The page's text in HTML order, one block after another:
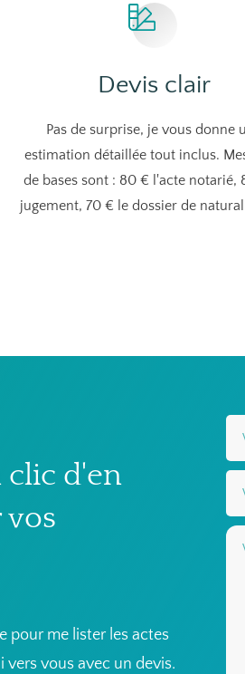
Devis clair
Pas de surprise, je vous donne
estimation détaillée tout inclus.
de bases sont : 80 € l'acte notarié,
jugement, 70 € le dossier de
clic d'en
vos
pour me lister les actes
vers vous avec un devis.